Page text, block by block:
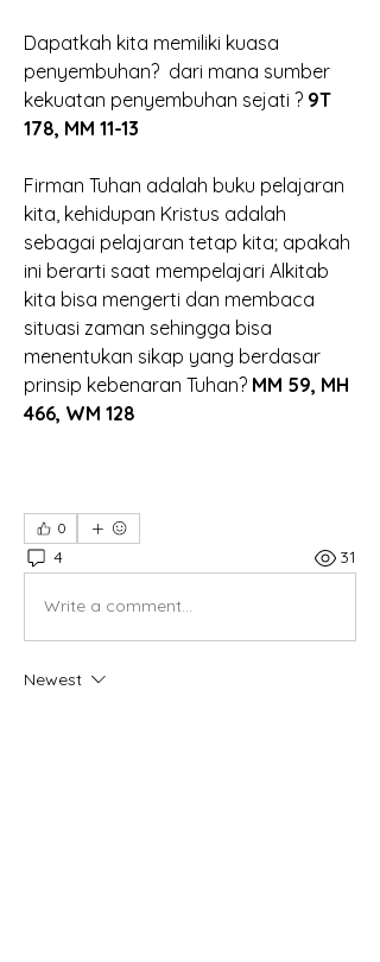
Dapatkah kita memiliki kuasa
penyembuhan?  dari mana sumber
kekuatan penyembuhan sejati ? 9T
178, MM 11-13
Firman Tuhan adalah buku pelajaran
kita, kehidupan Kristus adalah
sebagai pelajaran tetap kita; apakah
ini berarti saat mempelajari Alkitab
kita bisa mengerti dan membaca
situasi zaman sehingga bisa
menentukan sikap yang berdasar
prinsip kebenaran Tuhan? MM 59, MH
466, WM 128
0
4 31
Write a comment...
Newest